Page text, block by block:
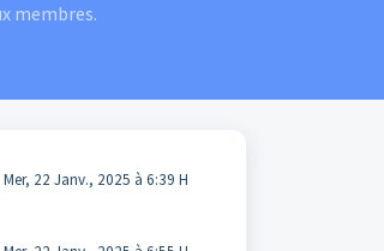
membres.
22 Janv., 2025 à 6:39 H